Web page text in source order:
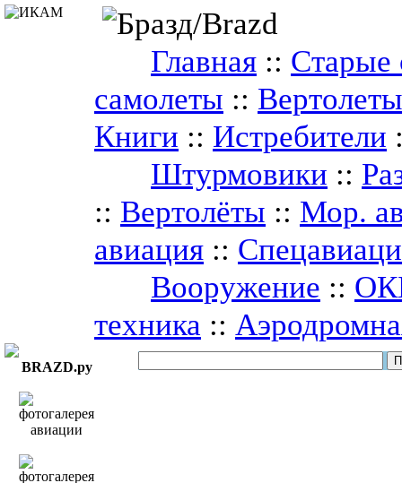
Главная :: Старые
самолеты :: Вертолеты
Книги :: Истребители
Штурмовики ::
:: Вертолёты :: Мор.
авиация ::
Вооружение ::
техника ::
BRAZD.ру